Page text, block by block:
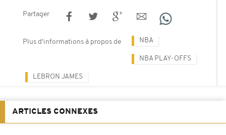
Partager
Plus d'informations à propos de NBA
NBA PLAY-OFFS
LEBRON JAMES
ARTICLES CONNEXES